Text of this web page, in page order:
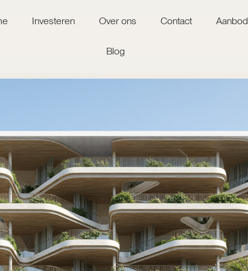
Investeren Over ons Contact Aanbod
Blog